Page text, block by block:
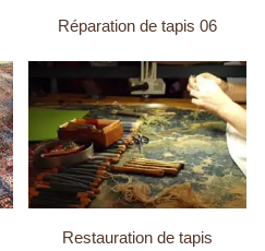
Réparation de tapis 06
Restauration de tapis